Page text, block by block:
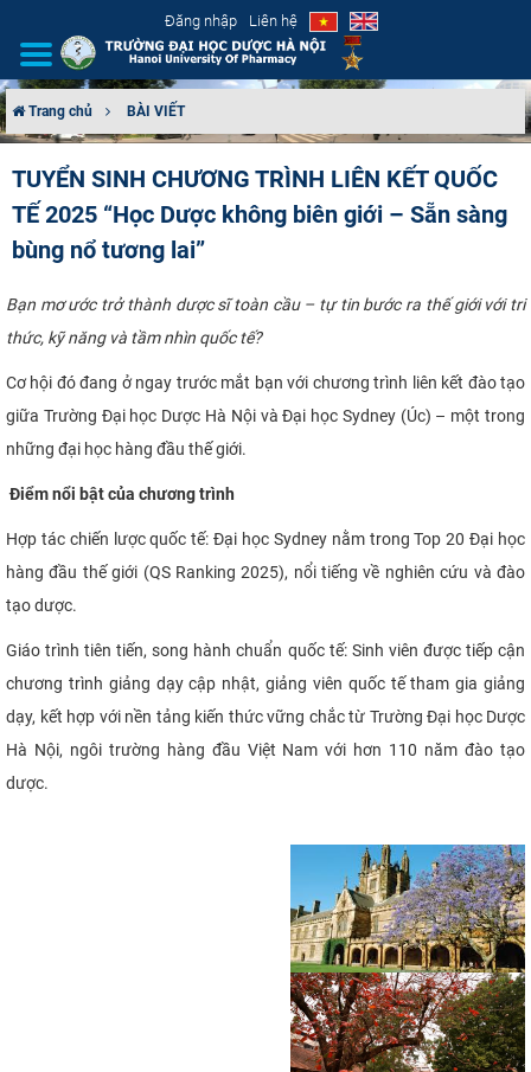
Đăng nhập Liên hệ
CƠ CẤU TỔ CHỨC
TUYỂN SINH
ĐÀO TẠO
ĐẢM BẢO CHẤT LƯỢNG
KHOA HỌC CÔNG NGHỆ
HTQT
CỰU NGƯỜI HỌC
Trang chủ BÀI VIẾT
TUYỂN SINH CHƯƠNG TRÌNH LIÊN KẾT QUỐC
TẾ 2025 “Học Dược không biên giới – Sẵn sàng
bùng nổ tương lai”
Bạn mơ ước trở thành dược sĩ toàn cầu – tự tin bước ra thế giới với tri
thức, kỹ năng và tầm nhìn quốc tế?
Cơ hội đó đang ở ngay trước mắt bạn với chương trình liên kết đào tạo
giữa Trường Đại học Dược Hà Nội và Đại học Sydney (Úc) – một trong
những đại học hàng đầu thế giới.
Điểm nổi bật của chương trình
Hợp tác chiến lược quốc tế: Đại học Sydney nằm trong Top 20 Đại học
hàng đầu thế giới (QS Ranking 2025), nổi tiếng về nghiên cứu và đào
tạo dược.
Giáo trình tiên tiến, song hành chuẩn quốc tế: Sinh viên được tiếp cận
chương trình giảng dạy cập nhật, giảng viên quốc tế tham gia giảng
dạy, kết hợp với nền tảng kiến thức vững chắc từ Trường Đại học Dược
Hà Nội, ngôi trường hàng đầu Việt Nam với hơn 110 năm đào tạo
dược.